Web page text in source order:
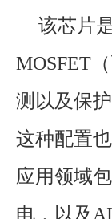
该芯片
MOSFET
测以及保
这种配置
应用领域
电，以及